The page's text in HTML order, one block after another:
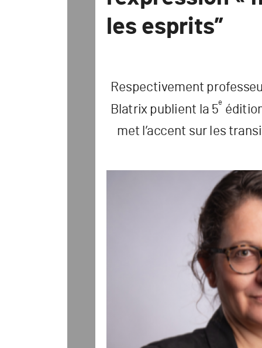
les esprits”
Respectivement profes
Blatrix publient la 5
met l’accent sur les tr
e